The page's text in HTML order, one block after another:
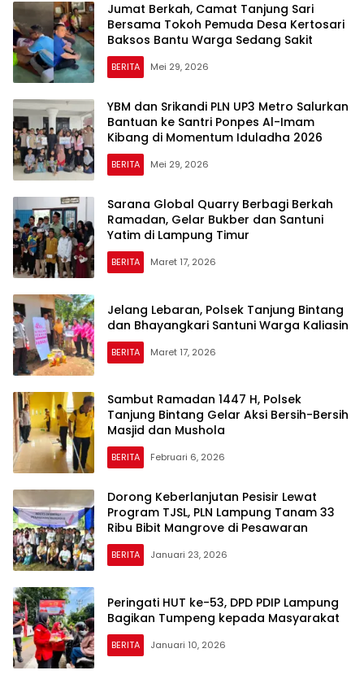
Jumat Berkah, Camat Tanjung Sari
Bersama Tokoh Pemuda Desa Kertosari
Baksos Bantu Warga Sedang Sakit
BERITA Mei 29, 2026
YBM dan Srikandi PLN UP3 Metro Salurkan
Bantuan ke Santri Ponpes Al-Imam
Kibang di Momentum Iduladha 2026
BERITA Mei 29, 2026
Sarana Global Quarry Berbagi Berkah
Ramadan, Gelar Bukber dan Santuni
Yatim di Lampung Timur
BERITA Maret 17, 2026
Jelang Lebaran, Polsek Tanjung Bintang
dan Bhayangkari Santuni Warga Kaliasin
BERITA Maret 17, 2026
Sambut Ramadan 1447 H, Polsek
Tanjung Bintang Gelar Aksi Bersih-Bersih
Masjid dan Mushola
BERITA Februari 6, 2026
Dorong Keberlanjutan Pesisir Lewat
Program TJSL, PLN Lampung Tanam 33
Ribu Bibit Mangrove di Pesawaran
BERITA Januari 23, 2026
Peringati HUT ke-53, DPD PDIP Lampung
Bagikan Tumpeng kepada Masyarakat
BERITA Januari 10, 2026